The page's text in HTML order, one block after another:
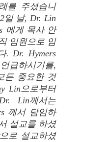
를 주셨습니
일 날, Dr. Lin
에게 목사 안
임원으로 임
. Dr. Hymers
급하시기를,
든 중요한 것
Lin으로부터
Lin께서는
께서 담임하
설교를 하셨
로 설교하셨